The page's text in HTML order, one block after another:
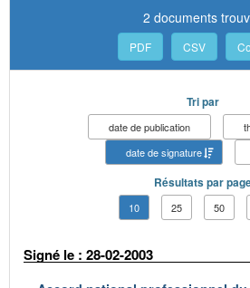
2 documents
PDF CSV
Tri par
date de publication
date de signature
Résultats par
10 25 50
Signé le : 28-02-2003